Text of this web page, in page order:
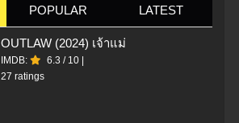
POPULAR LATEST
OUTLAW (2024) เจ้าแม่
IMDB: 6.3 / 10
27 ratings